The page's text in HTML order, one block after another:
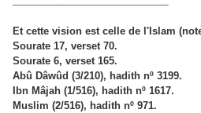
Et cette vision est celle de l'Islam
Sourate 17, verset 70.
Sourate 6, verset 165.
Abû Dâwûd (3/210), hadith nº 3199.
Ibn Mâjah (1/516), hadith nº 1617.
Muslim (2/516), hadith nº 971.